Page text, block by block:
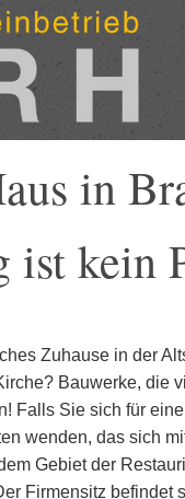
in
ist kein
Zuhause in der
Bauwerke, die
Falls Sie sich für
wenden, das sich
Gebiet der
Firmensitz befindet